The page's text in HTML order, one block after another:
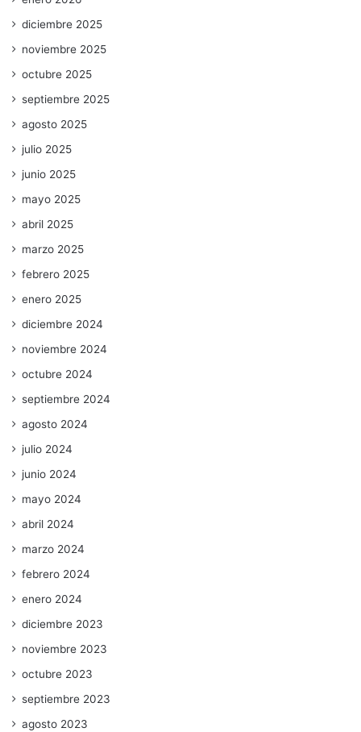
diciembre 2025
noviembre 2025
octubre 2025
septiembre 2025
agosto 2025
julio 2025
junio 2025
mayo 2025
abril 2025
marzo 2025
febrero 2025
enero 2025
diciembre 2024
noviembre 2024
octubre 2024
septiembre 2024
agosto 2024
julio 2024
junio 2024
mayo 2024
abril 2024
marzo 2024
febrero 2024
enero 2024
diciembre 2023
noviembre 2023
octubre 2023
septiembre 2023
agosto 2023